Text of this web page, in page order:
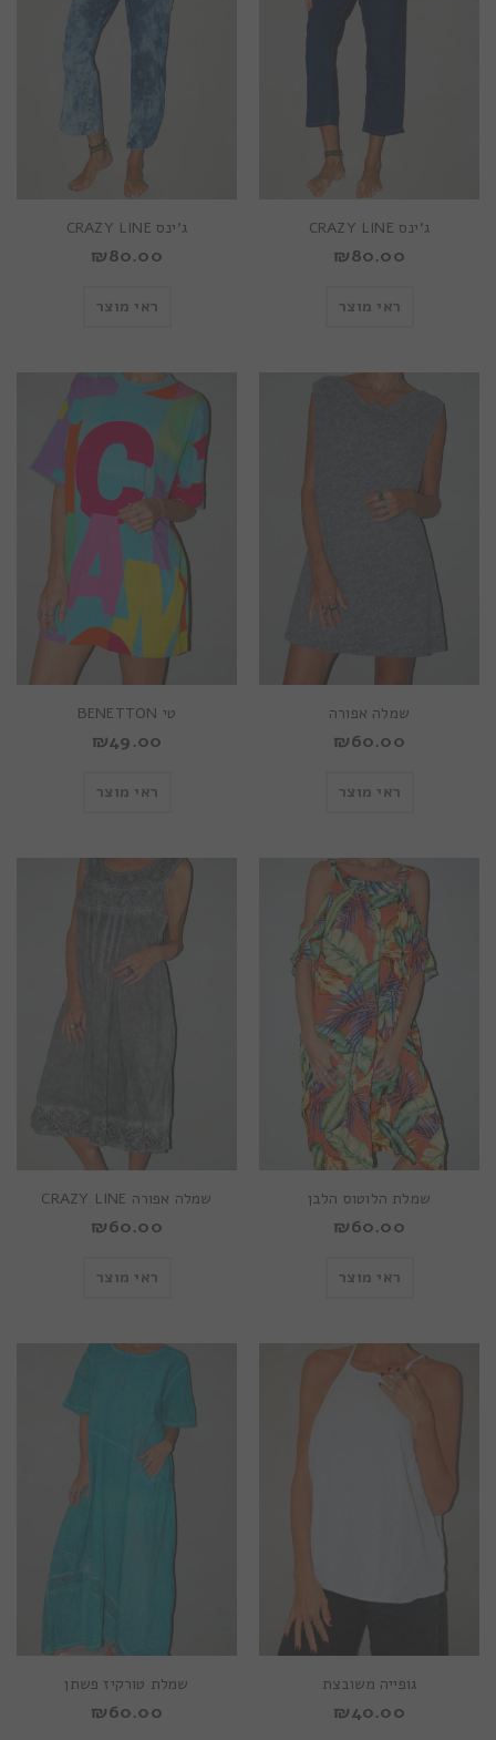
ג’ינס CRAZY LINE
₪80.00
ראי מוצר
ג’ינס CRAZY LINE
₪80.00
ראי מוצר
שמלה אפורה
₪60.00
ראי מוצר
טי BENETTON
₪49.00
ראי מוצר
שמלת הלוטוס הלבן
₪60.00
ראי מוצר
שמלה אפורה CRAZY LINE
₪60.00
ראי מוצר
גופייה משובצת
₪40.00
שמלת טורקיז פשתן
₪60.00